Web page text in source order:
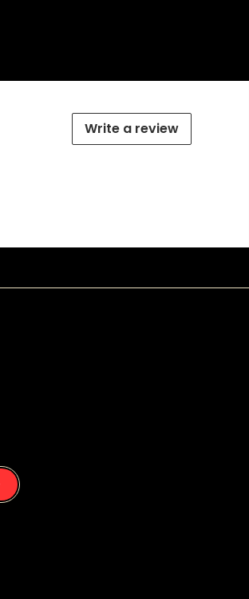
Write a review